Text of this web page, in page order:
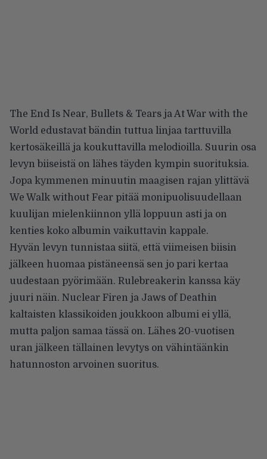
The End Is Near, Bullets & Tears ja At War with the
World edustavat bändin tuttua linjaa tarttuvilla
kertosäkeillä ja koukuttavilla melodioilla. Suurin osa
levyn biiseistä on lähes täyden kympin suorituksia.
Jopa kymmenen minuutin maagisen rajan ylittävä
We Walk without Fear pitää monipuolisuudellaan
kuulijan mielenkiinnon yllä loppuun asti ja on
kenties koko albumin vaikuttavin kappale.
Hyvän levyn tunnistaa siitä, että viimeisen biisin
jälkeen huomaa pistäneensä sen jo pari kertaa
uudestaan pyörimään. Rulebreakerin kanssa käy
juuri näin. Nuclear Firen ja Jaws of Deathin
kaltaisten klassikoiden joukkoon albumi ei yllä,
mutta paljon samaa tässä on. Lähes 20-vuotisen
uran jälkeen tällainen levytys on vähintäänkin
hatunnoston arvoinen suoritus.